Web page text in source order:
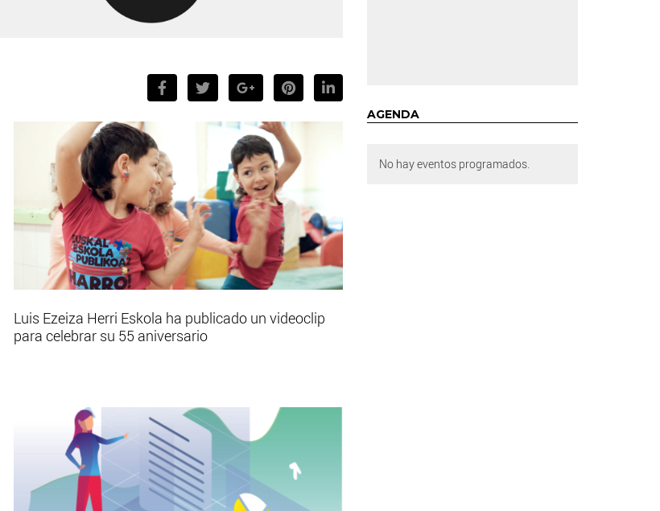
Luis Ezeiza Herri Eskola ha publicado un videoclip
para celebrar su 55 aniversario
AGENDA
No hay eventos programados.